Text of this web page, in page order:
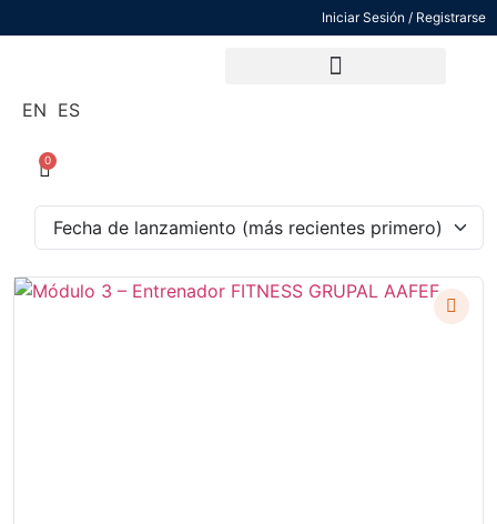
Iniciar Sesión / Registrarse
EN ES
0
Fecha de lanzamiento (más recientes primero)